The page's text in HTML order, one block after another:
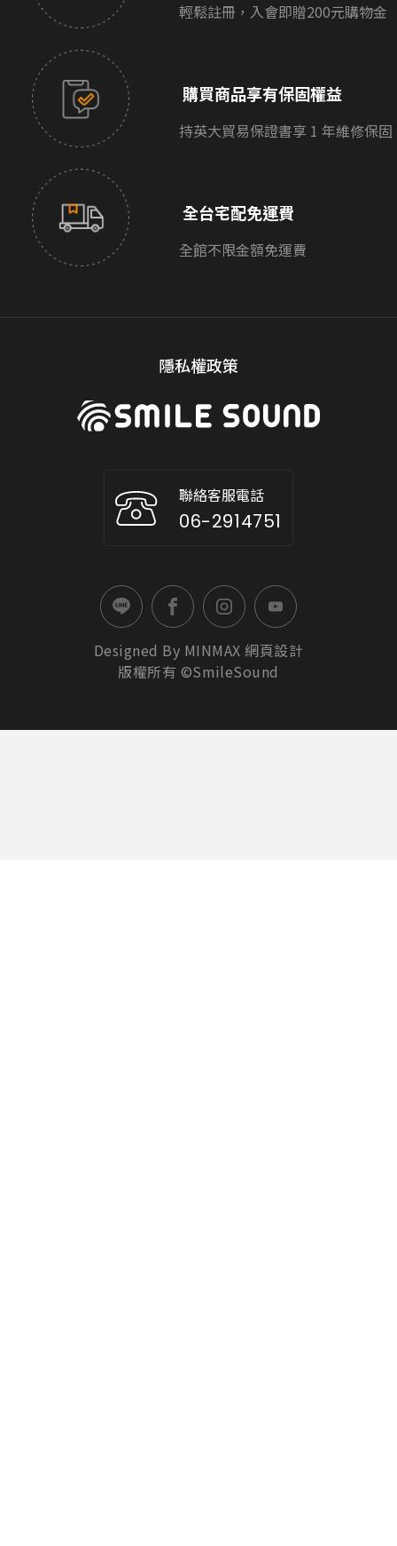
輕鬆註冊，入會即贈200元購物金
購買商品享有保固權益
持英大貿易保證書享 1 年維修保固
全台宅配免運費
全館不限金額免運費
隱私權政策
聯絡客服電話
06-2914751
Designed By MINMAX 網頁設計
版權所有 ©SmileSound